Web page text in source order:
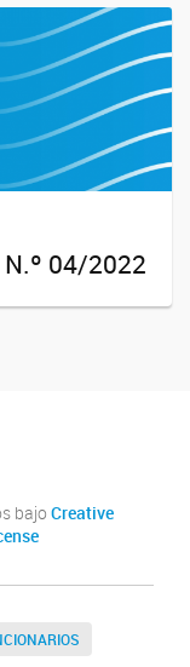
04/2022
bajo Creative